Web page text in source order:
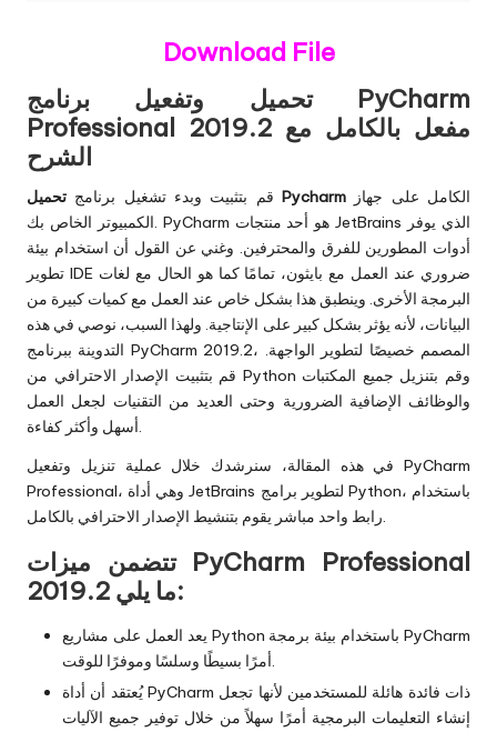
Download File
تحميل وتفعيل برنامج PyCharm
Professional 2019.2 مفعل بالكامل مع
الشرح
قم بتثبيت وبدء تشغيل برنامج تحميل Pycharm
الكمبيوتر الخاص بك. PyCharm هو أحد منتجات JetBrains الذي يوفر
أدوات المطورين للفرق والمحترفين. وغني عن القول أن استخدام بيئة
تطوير IDE ضروري عند العمل مع بايثون، تمامًا كما هو الحال مع لغات
البرمجة الأخرى. وينطبق هذا بشكل خاص عند العمل مع كميات كبيرة من
البيانات، لأنه يؤثر بشكل كبير على الإنتاجية. ولهذا السبب، نوصي في هذه
التدوينة ببرنامج PyCharm 2019.2، المصمم خصيصًا لتطوير الواجهة.
قم بتثبيت الإصدار الاحترافي من Python وقم بتنزيل جميع المكتبات
والوظائف الإضافية الضرورية وحتى العديد من التقنيات لجعل العمل
أسهل وأكثر كفاءة.
في هذه المقالة، سنرشدك خلال عملية تنزيل وتفعيل PyCharm
Professional، وهي أداة JetBrains لتطوير برامج Python، باستخدام
رابط واحد مباشر يقوم بتنشيط الإصدار الاحترافي بالكامل.
تتضمن ميزات PyCharm Professional
2019.2 ما يلي:
يعد العمل على مشاريع Python باستخدام بيئة برمجة PyCharm
أمرًا بسيطًا وسلسًا وموفرًا للوقت.
يُعتقد أن أداة PyCharm ذات فائدة هائلة للمستخدمين لأنها تجعل
إنشاء التعليمات البرمجية أمرًا سهلاً من خلال توفير جميع الآليات